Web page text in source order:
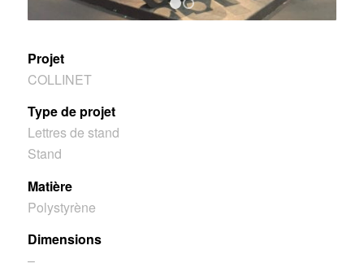
1 2
Projet
COLLINET
Type de projet
Lettres de stand
Stand
Matière
Polystyrène
Dimensions
–